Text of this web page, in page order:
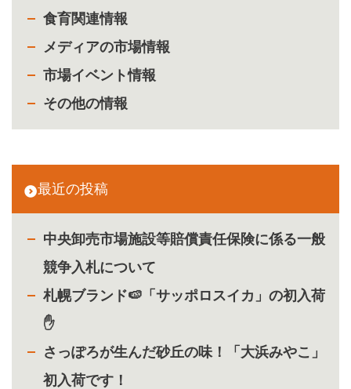
食育関連情報
メディアの市場情報
市場イベント情報
その他の情報
最近の投稿
中央卸売市場施設等賠償責任保険に係る一般
競争入札について
札幌ブランド🍉「サッポロスイカ」の初入荷
✋
さっぽろが生んだ砂丘の味！「大浜みやこ」
初入荷です！